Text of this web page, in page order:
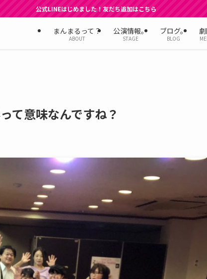
公式LINEはじめました！友だち追加はこちら
まんまるって？
ABOUT
公演情報。
STAGE
ブログ。
BLOG
て意味なんですね？